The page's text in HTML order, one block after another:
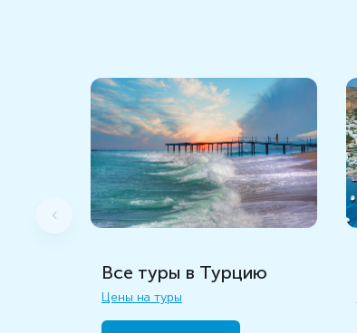
Все туры в Турцию
Цены на туры